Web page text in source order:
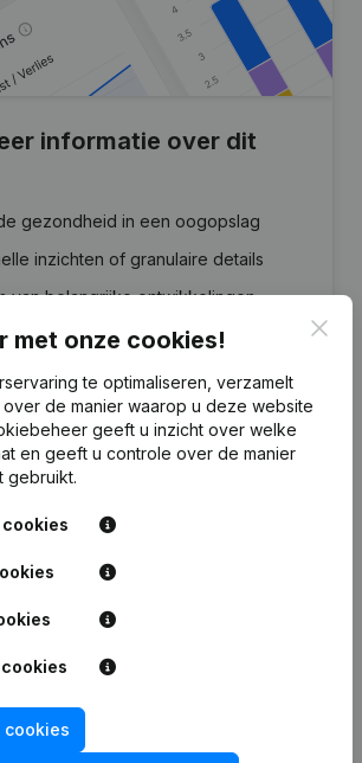
informatie over dit
gezondheid in een oogopslag
inzichten of granulaire details
van belangrijke ontwikkelingen
Meer ontdekken
geen kredietkaart vereist.
nummer van Installatiebureau
nummer van Installatiebureau
met onze cookies!
te optimaliseren, verzamelt
over de manier waarop u deze website
geeft u inzicht over welke
en geeft u controle over de manier
gebruikt.
cookies